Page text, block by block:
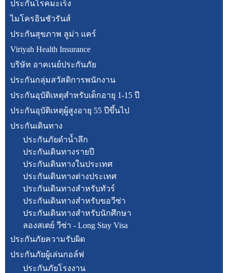
ประกันโรคมะเร็ง
ไมโครอินชัวรันส์
ประกันสุขภาพ ลูม่า แคร์
Viriyah Health Insurance
บริษัท อาคเนย์ประกันภัย
ประกันกลุ่มสวัสดิการพนักงาน
ประกันอุบัติเหตุสำหรับเด็กอายุ 1-15 ปี
ประกันอุบัติเหตุผู้สูงอายุ 55 ปีขึ้นไป
ประกันเดินทาง
ประกันภัยดำน้ำลึก
ประกันเดินทางรายปี
ประกันเดินทางในประเทศ
ประกันเดินทางต่างประเทศ
ประกันเดินทางสำหรับทัวร์
ประกันเดินทางสำหรับขอวีซ่า
ประกันเดินทางสำหรับนักศึกษา
ลองสเตย์ วีซ่า - Long Stay Visa
ประกันภัยความรับผิด
ประกันภัยผู้เล่นกอล์ฟ
ประกันภัยโรงงาน